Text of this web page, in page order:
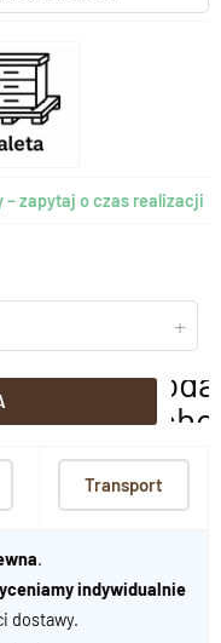
– zapytaj o czas realizacji
+
Transport
.
indywidualnie
dostawy.